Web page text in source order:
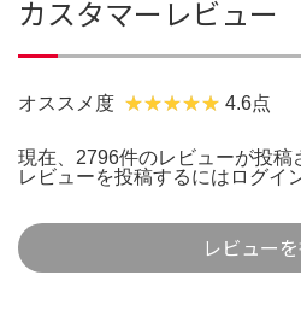
カスタマーレビュー
オススメ度 4.6点
現在、2796件のレビューが投稿
レビューを投稿するには ログイ
レビュー